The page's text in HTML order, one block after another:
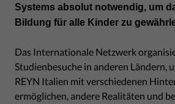
Systems absolut notwendig, um
Bildung für alle Kinder zu
Das Internationale Netzwerk
Studienbesuche in anderen Ländern,
REYN Italien mit verschiedenen
ermöglichen, andere Realitäten und